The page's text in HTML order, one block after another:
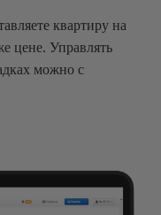
квартиру на
цене. Управлять
можно с